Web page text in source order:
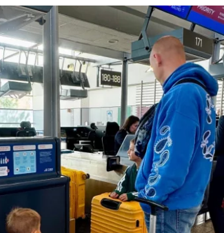
à
mondiale des voyageurs